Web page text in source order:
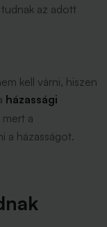
az adott
kell várni, hiszen
házassági
a
a házasságot.